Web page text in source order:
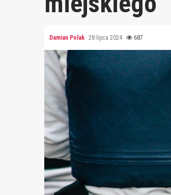
Damian Polak 28 lipca 2024 687